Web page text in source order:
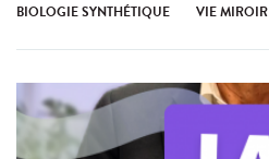
BIOLOGIE SYNTHÉTIQUE VIE MIROIR